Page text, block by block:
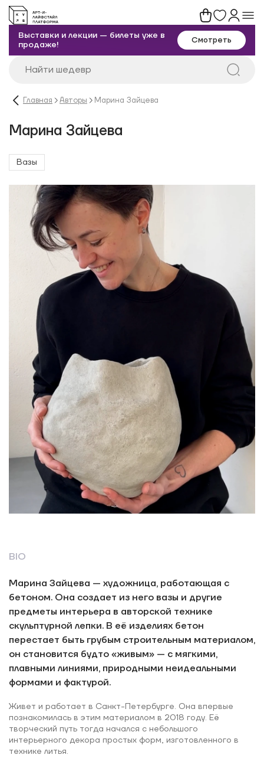
Выставки и лекции — билеты уже в
продаже!
Смотреть
Главная Авторы Марина Зайцева
Марина Зайцева
Вазы
BIO
Марина Зайцева — художница, работающая с
бетоном. Она создает из него вазы и другие
предметы интерьера в авторской технике
скульптурной лепки. В её изделиях бетон
перестает быть грубым строительным материалом,
он становится будто «живым» — с мягкими,
плавными линиями, природными неидеальными
формами и фактурой.
Живет и работает в Санкт-Петербурге. Она впервые
познакомилась в этим материалом в 2018 году. Её
творческий путь тогда начался с небольшого
интерьерного декора простых форм, изготовленного в
технике литья.